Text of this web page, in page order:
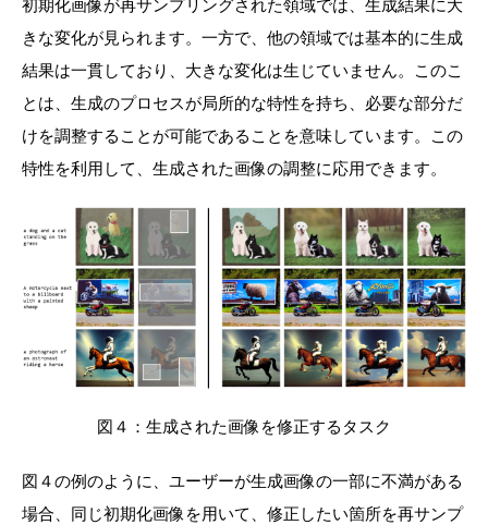
初期化画像が再サンプリングされた領域では、生成結果に大
きな変化が見られます。一方で、他の領域では基本的に生成
結果は一貫しており、大きな変化は生じていません。このこ
とは、生成のプロセスが局所的な特性を持ち、必要な部分だ
けを調整することが可能であることを意味しています。この
特性を利用して、生成された画像の調整に応用できます。
図４：生成された画像を修正するタスク
図４の例のように、ユーザーが生成画像の一部に不満がある
場合、同じ初期化画像を用いて、修正したい箇所を再サンプ